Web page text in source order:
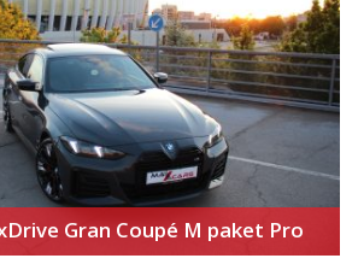
Gran Coupé M paket Pro